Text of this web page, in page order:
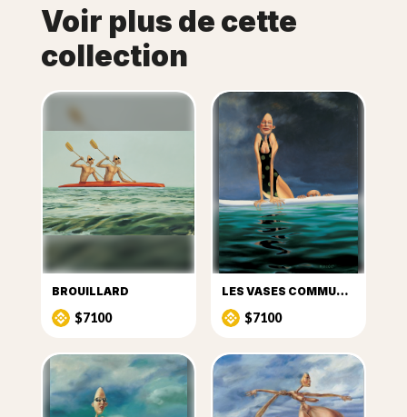
Voir plus de cette
collection
BROUILLARD
$7100
LES VASES COMMUNICANTS
$7100